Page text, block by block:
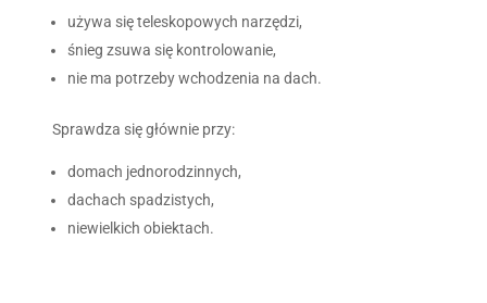
używa się teleskopowych narzędzi,
śnieg zsuwa się kontrolowanie,
nie ma potrzeby wchodzenia na dach.
Sprawdza się głównie przy:
domach jednorodzinnych,
dachach spadzistych,
niewielkich obiektach.